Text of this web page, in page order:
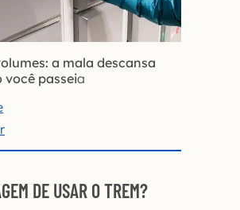
a mala descansa
você passeia
DE USAR O TREM?